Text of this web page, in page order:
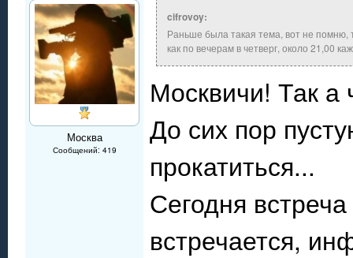
Москва
Сообщений: 419
cifrovoy:
Раньше была такая тема, вот не помню,
как по вечерам в четверг, около 21,00
Москвичи! Так
До сих пор
прокатиться...
Сегодня
встречается,